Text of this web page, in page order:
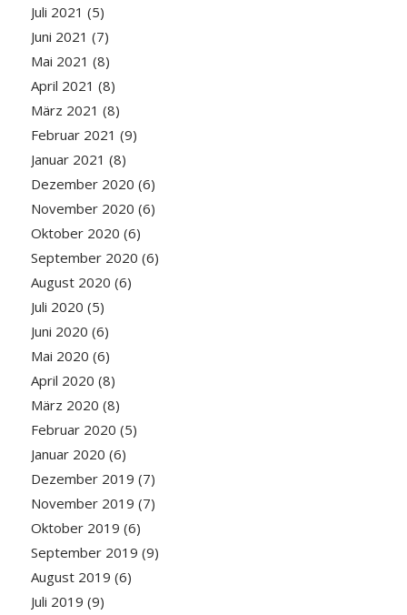
Juli 2021 (5)
Juni 2021 (7)
Mai 2021 (8)
April 2021 (8)
März 2021 (8)
Februar 2021 (9)
Januar 2021 (8)
Dezember 2020 (6)
November 2020 (6)
Oktober 2020 (6)
September 2020 (6)
August 2020 (6)
Juli 2020 (5)
Juni 2020 (6)
Mai 2020 (6)
April 2020 (8)
März 2020 (8)
Februar 2020 (5)
Januar 2020 (6)
Dezember 2019 (7)
November 2019 (7)
Oktober 2019 (6)
September 2019 (9)
August 2019 (6)
Juli 2019 (9)